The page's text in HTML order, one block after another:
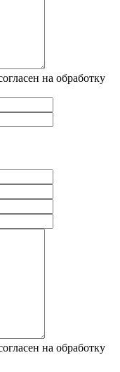
на обработку
на обработку